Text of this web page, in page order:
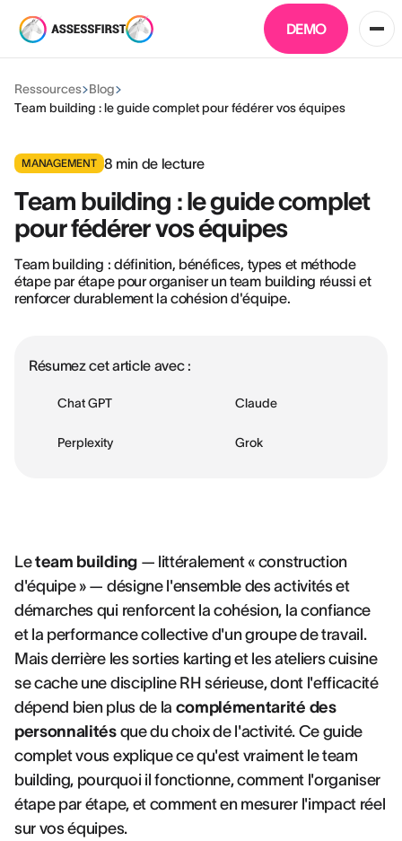
DEMO
Ressources Blog
Team building : le guide complet pour fédérer vos équipes
MANAGEMENT 8 min de lecture
Team building : le guide complet
pour fédérer vos équipes
Team building : définition, bénéfices, types et méthode
étape par étape pour organiser un team building réussi et
renforcer durablement la cohésion d'équipe.
Résumez cet article avec :
Chat GPT Claude
Perplexity Grok
Leteam building— littéralement « construction
d'équipe » — désigne l'ensemble des activités et
démarches qui renforcent la cohésion, la confiance
et la performance collective d'un groupe de travail.
Mais derrière les sorties karting et les ateliers cuisine
se cache une discipline RH sérieuse, dont l'efficacité
dépend bien plus de la complémentarité des
personnalitésque du choix de l'activité. Ce guide
complet vous explique ce qu'est vraiment le team
building, pourquoi il fonctionne, comment l'organiser
étape par étape, et comment en mesurer l'impact réel
sur vos équipes.